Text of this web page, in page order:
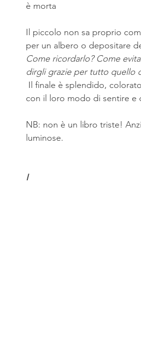
è morta
Il piccolo non sa proprio
per un albero o depositare
Come ricordarlo? Come
dirgli grazie per tutto quello
con il loro modo di sentire e
NB: non è un libro triste!
luminose.
I